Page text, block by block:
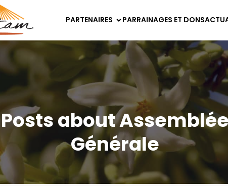
PARTENAIRES PARRAINAGES ET DONS
Posts about
Générale